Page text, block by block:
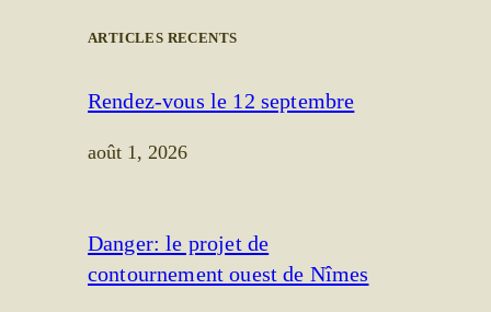
ARTICLES RECENTS
Rendez-vous le 12 septembre
août 1, 2026
Danger: le projet de
contournement ouest de Nîmes